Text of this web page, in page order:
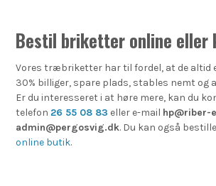
Bestil briketter online eller
Vores træbriketter har til fordel, at de altid
30% billiger, spare plads, stables nemt og
Er du interesseret i at høre mere, kan du
telefon 26 55 08 83 eller e-mail hp@riber-
admin@pergosvig.dk. Du kan også
online butik.